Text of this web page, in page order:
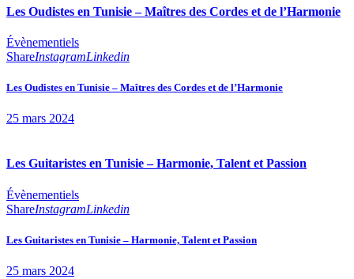
Les Oudistes en Tunisie – Maîtres des Cordes et de l’Harmonie
Évènementiels
ShareInstagramLinkedin
Les Oudistes en Tunisie – Maîtres des Cordes et de l’Harmonie
25 mars 2024
Les Guitaristes en Tunisie – Harmonie, Talent et Passion
Évènementiels
ShareInstagramLinkedin
Les Guitaristes en Tunisie – Harmonie, Talent et Passion
25 mars 2024